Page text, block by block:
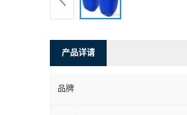
产品详请
品牌